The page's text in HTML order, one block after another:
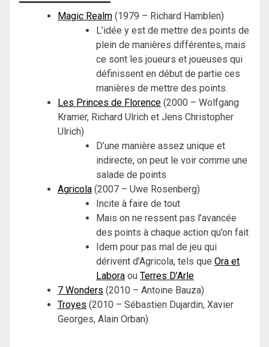
Magic Realm (1979 – Richard Hamblen)
L’idée y est de mettre des points de
plein de manières différentes, mais
ce sont les joueurs et joueuses qui
définissent en début de partie ces
manières de mettre des points.
Les Princes de Florence (2000 – Wolfgang
Kramer, Richard Ulrich et Jens Christopher
Ulrich)
D’une manière assez unique et
indirecte, on peut le voir comme une
salade de points
Agricola (2007 – Uwe Rosenberg)
Incite à faire de tout
Mais on ne ressent pas l’avancée
des points à chaque action qu’on fait
Idem pour pas mal de jeu qui
dérivent d’Agricola, tels que Ora et
Labora ou Terres D’Arle
7 Wonders (2010 – Antoine Bauza)
Troyes (2010 – Sébastien Dujardin, Xavier
Georges, Alain Orban)